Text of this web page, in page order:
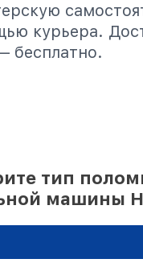
курьера.
бесплатно.
тип
машины